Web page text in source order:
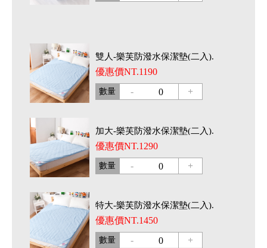
雙人-樂芙防潑水保潔墊(二入).
優惠價NT.1190
數量 - 0 +
加大-樂芙防潑水保潔墊(二入).
優惠價NT.1290
數量 - 0 +
特大-樂芙防潑水保潔墊(二入).
優惠價NT.1450
數量 - 0 +